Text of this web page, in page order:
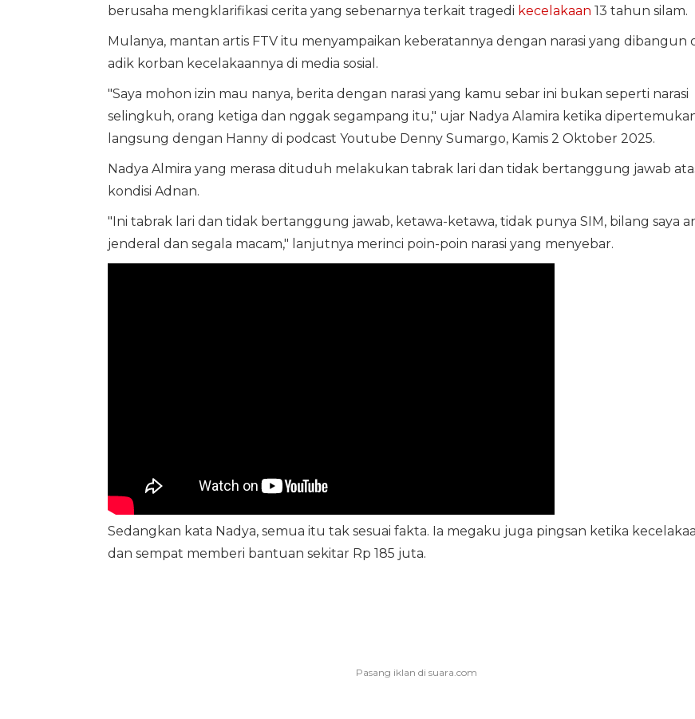
berusaha mengklarifikasi cerita yang sebenarnya terkait tragedi kecelakaan 13 tahun silam.
Mulanya, mantan artis FTV itu menyampaikan keberatannya dengan narasi yang dibangun
adik korban kecelakaannya di media sosial.
"Saya mohon izin mau nanya, berita dengan narasi yang kamu sebar ini bukan seperti narasi
selingkuh, orang ketiga dan nggak segampang itu," ujar Nadya Alamira ketika
langsung dengan Hanny di podcast Youtube Denny Sumargo, Kamis 2 Oktober 2025.
Nadya Almira yang merasa dituduh melakukan tabrak lari dan tidak bertanggung jawab
kondisi Adnan.
"Ini tabrak lari dan tidak bertanggung jawab, ketawa-ketawa, tidak punya SIM, bilang saya
jenderal dan segala macam," lanjutnya merinci poin-poin narasi yang menyebar.
Sedangkan kata Nadya, semua itu tak sesuai fakta. Ia megaku juga pingsan ketika
dan sempat memberi bantuan sekitar Rp 185 juta.